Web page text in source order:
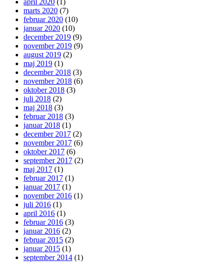
april 2020 (1)
marts 2020 (7)
februar 2020 (10)
januar 2020 (10)
december 2019 (9)
november 2019 (9)
august 2019 (2)
maj 2019 (1)
december 2018 (3)
november 2018 (6)
oktober 2018 (3)
juli 2018 (2)
maj 2018 (3)
februar 2018 (3)
januar 2018 (1)
december 2017 (2)
november 2017 (6)
oktober 2017 (6)
september 2017 (2)
maj 2017 (1)
februar 2017 (1)
januar 2017 (1)
november 2016 (1)
juli 2016 (1)
april 2016 (1)
februar 2016 (3)
januar 2016 (2)
februar 2015 (2)
januar 2015 (1)
september 2014 (1)